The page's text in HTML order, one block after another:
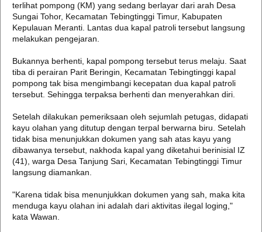
terlihat pompong (KM) yang sedang berlayar dari arah Desa
Sungai Tohor, Kecamatan Tebingtinggi Timur, Kabupaten
Kepulauan Meranti. Lantas dua kapal patroli tersebut langsung
melakukan pengejaran.
Bukannya berhenti, kapal pompong tersebut terus melaju. Saat
tiba di perairan Parit Beringin, Kecamatan Tebingtinggi kapal
pompong tak bisa mengimbangi kecepatan dua kapal patroli
tersebut. Sehingga terpaksa berhenti dan menyerahkan diri.
Setelah dilakukan pemeriksaan oleh sejumlah petugas, didapati
kayu olahan yang ditutup dengan terpal berwarna biru. Setelah
tidak bisa menunjukkan dokumen yang sah atas kayu yang
dibawanya tersebut, nakhoda kapal yang diketahui berinisial IZ
(41), warga Desa Tanjung Sari, Kecamatan Tebingtinggi Timur
langsung diamankan.
"Karena tidak bisa menunjukkan dokumen yang sah, maka kita
menduga kayu olahan ini adalah dari aktivitas ilegal loging,"
kata Wawan.